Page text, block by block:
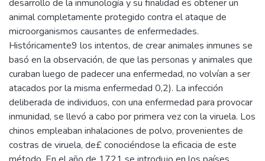
desarrollo de la inmunología y su finalidad es obtener un
animal completamente protegido contra el ataque de
microorganismos causantes de enfermedades.
Históricamente9 los intentos, de crear animales inmunes se
basó en la observación, de que las personas y animales que
curaban luego de padecer una enfermedad, no volvían a ser
atacados por la misma enfermedad 0,2). La infección
deliberada de individuos, con una enfermedad para provocar
inmunidad, se llevó a cabo por primera vez con la viruela. Los
chinos empleaban inhalaciones de polvo, provenientes de
costras de viruela, de£ conociéndose la eficacia de este